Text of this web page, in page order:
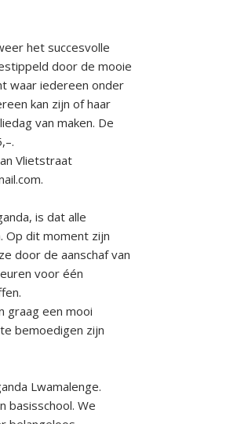
het succesvolle
door de mooie
waar iedereen onder
kan zijn of haar
van maken. De
Vlietstraat
is dat alle
Op dit moment zijn
door de aanschaf van
voor één
graag een mooi
bemoedigen zijn
Lwamalenge.
basisschool. We